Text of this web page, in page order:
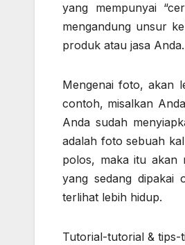
yang mempunyai
mengandung unsur
produk atau jasa Anda.
Mengenai foto, akan
contoh, misalkan
Anda sudah
adalah foto sebuah
polos, maka itu akan
yang sedang dipakai
terlihat lebih hidup.
Tutorial-tutorial & tips-